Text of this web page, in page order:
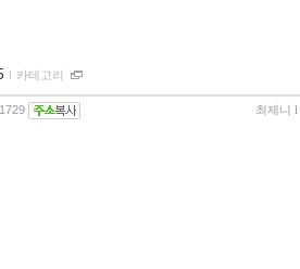
ｌ 카테고리
최제니 l